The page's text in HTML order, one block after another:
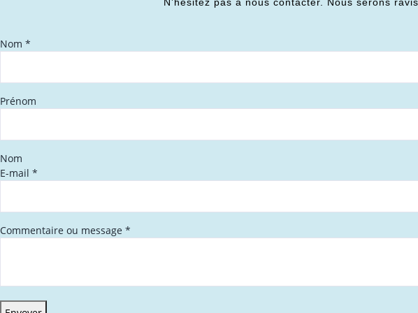
Nom *
Prénom
Nom
E-mail *
Commentaire ou message *